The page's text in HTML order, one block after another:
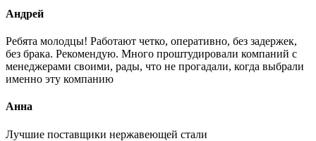
Андрей
Ребята молодцы! Работают четко, оперативно, без задержек,
без брака. Рекомендую. Много проштудировали компаний с
менеджерами своими, рады, что не прогадали, когда выбрали
именно эту компанию
Анна
Лучшие поставщики нержавеющей стали